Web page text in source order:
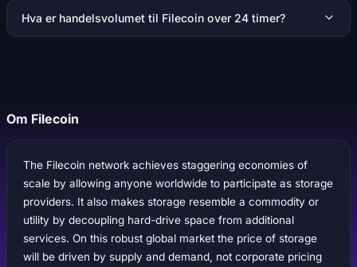
Hva er handelsvolumet til Filecoin over 24 timer?
Om Filecoin
The Filecoin network achieves staggering economies of
scale by allowing anyone worldwide to participate as storage
providers. It also makes storage resemble a commodity or
utility by decoupling hard-drive space from additional
services. On this robust global market the price of storage
will be driven by supply and demand, not corporate pricing